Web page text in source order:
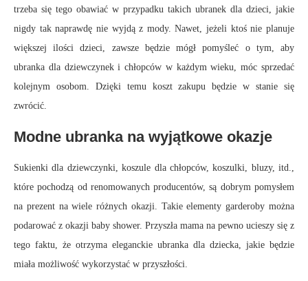
trzeba się tego obawiać w przypadku takich ubranek dla dzieci, jakie
nigdy tak naprawdę nie wyjdą z mody. Nawet, jeżeli ktoś nie planuje
większej ilości dzieci, zawsze będzie mógł pomyśleć o tym, aby
ubranka dla dziewczynek i chłopców w każdym wieku, móc sprzedać
kolejnym osobom. Dzięki temu koszt zakupu będzie w stanie się
zwrócić.
Modne ubranka na wyjątkowe okazje
Sukienki dla dziewczynki, koszule dla chłopców, koszulki, bluzy, itd.,
które pochodzą od renomowanych producentów, są dobrym pomysłem
na prezent na wiele różnych okazji. Takie elementy garderoby można
podarować z okazji baby shower. Przyszła mama na pewno ucieszy się z
tego faktu, że otrzyma eleganckie ubranka dla dziecka, jakie będzie
miała możliwość wykorzystać w przyszłości.